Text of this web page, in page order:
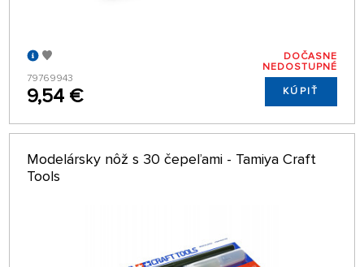
79769943
9,54 €
DOČASNE
NEDOSTUPNÉ
KÚPIŤ
Modelársky nôž s 30 čepeľami - Tamiya Craft
Tools